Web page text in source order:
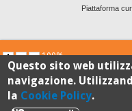
Piattaforma
100%
Standard
Questo sito web
navigazione.
la Cookie Policy.